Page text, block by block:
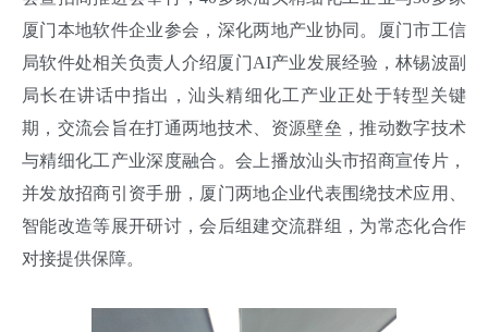
厦门本地软件企业参会，深化两地产业协同。厦门市工信
局软件处相关负责人介绍厦门AI产业发展经验，林锡波副
局长在讲话中指出，汕头精细化工产业正处于转型关键
期，交流会旨在打通两地技术、资源壁垒，推动数字技术
与精细化工产业深度融合。会上播放汕头市招商宣传片，
并发放招商引资手册，厦门两地企业代表围绕技术应用、
智能改造等展开研讨，会后组建交流群组，为常态化合作
对接提供保障。